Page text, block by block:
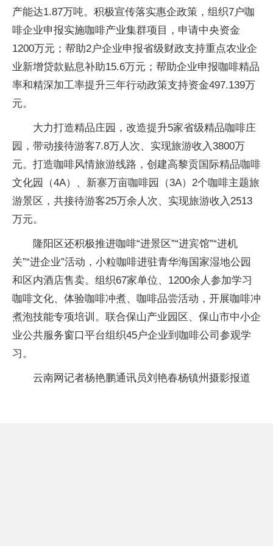
产能达1.87万吨。积极宣传落实惠企政策，组织7户咖
啡企业申报实施咖啡产业集群项目，申请中央资金
1200万元；帮助2户企业申报省级财政支持重点农业企
业新增贷款贴息补助15.6万元；帮助企业申报咖啡精品
率和精深加工率提升三年行动政策支持资金497.139万
元。
大力打造精品庄园，改造提升5家省级精品咖啡庄
园，带动接待游客7.8万人次、实现旅游收入3800万
元。打造咖啡风情旅游线路，创建高黎贡国际精品咖啡
文化园（4A）、新寨万亩咖啡园（3A）2个咖啡主题旅
游景区，共接待游客25万余人次、实现旅游收入2513
万元。
隆阳区还积极推进咖啡“进景区”“进宾馆”“进机
关”“进企业”活动，小粒咖啡进驻青华海国家湿地公园
和区内酒店售卖。组织67家单位、1200余人参加学习
咖啡文化、体验咖啡冲煮、咖啡品尝活动，开展咖啡冲
煮泡技能专项培训。联合保山产业园区、保山市中小企
业公共服务窗口平台组织45户企业到咖啡公司参观学
习。
云南网记者杨艳鹏通讯员刘艳春杨镇州摄影报道